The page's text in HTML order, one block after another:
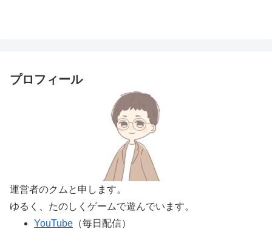
プロフィール
運営者のクムと申します。
ゆるく、たのしくゲームで遊んでいます。
YouTube （毎日配信）